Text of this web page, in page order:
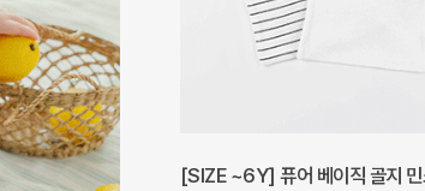
캐더린 뷔스티에 미니 아기 원피스